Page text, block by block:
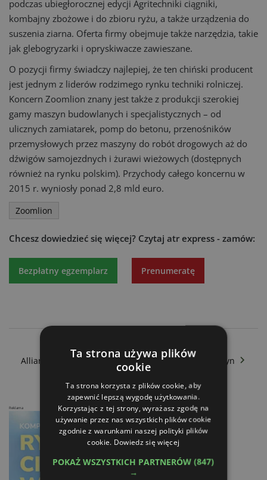
podczas ubiegłorocznej edycji Agritechniki ciągniki,
kombajny zbożowe i do zbioru ryżu, a także urządzenia do
suszenia ziarna. Oferta firmy obejmuje także narzędzia, takie
jak glebogryzarki i opryskiwacze zawieszane.
O pozycji firmy świadczy najlepiej, że ten chiński producent
jest jednym z liderów rodzimego rynku techniki rolniczej.
Koncern Zoomlion znany jest także z produkcji szerokiej
gamy maszyn budowlanych i specjalistycznych – od
ulicznych zamiatarek, pomp do betonu, przenośników
przemysłowych przez maszyny do robót drogowych aż do
dźwigów samojezdnych i żurawi wieżowych (dostępnych
również na rynku polskim). Przychody całego koncernu w
2015 r. wyniosły ponad 2,8 mld euro.
Zoomlion
Chcesz dowiedzieć się więcej? Czytaj atr express - zamów:
Bezpłatny egzemplarz Prenumeratę
Pneusej - Nie w operze lecz na polu
Alliance Tire Group - Dobry wybór dla dużych maszyn
Reklama
Ta strona używa plików
cookie
Ta strona korzysta z plików cookie, aby
zapewnić lepszą wygodę użytkowania.
Korzystając z tej strony, wyrażasz zgodę na
używanie przez nas wszystkich plików cookie
zgodnie z warunkami naszej polityki plików
cookie. Dowiedz się więcej
POKAŻ WSZYSTKICH PARTNERÓW(847)
→